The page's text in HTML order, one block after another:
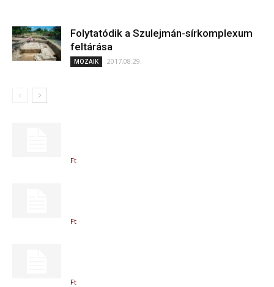
Folytatódik a Szulejmán-sírkomplexum
feltárása
MOZAIK 2017.08.29.
Ft
Ft
Ft